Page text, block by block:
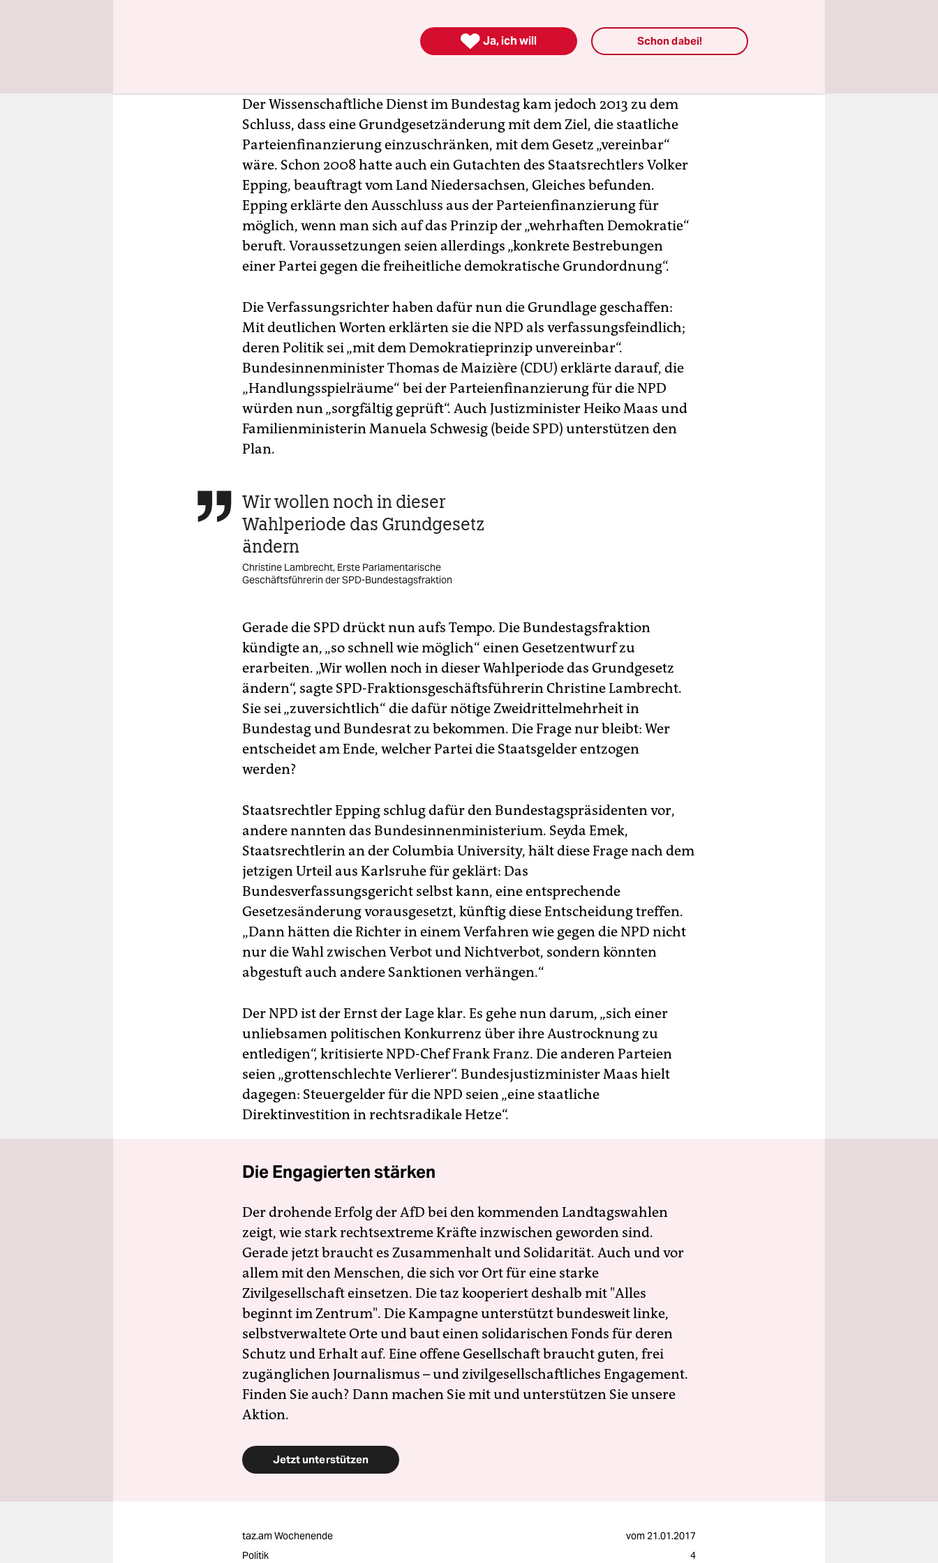
Problem: Das Grundgesetz spricht den Parteien nach Artikel 21 einen
Der Wissenschaftliche Dienst im Bundestag kam jedoch 2013 zu dem
Schluss, dass eine Grundgesetzänderung mit dem Ziel, die staatliche
Parteienfinanzierung einzuschränken, mit dem Gesetz „vereinbar“
wäre. Schon 2008 hatte auch ein Gutachten des Staatsrechtlers Volker
Epping, beauftragt vom Land Niedersachsen, Gleiches befunden.
Epping erklärte den Ausschluss aus der Parteienfinanzierung für
möglich, wenn man sich auf das Prinzip der „wehrhaften Demokratie“
beruft. Voraussetzungen seien allerdings „konkrete Bestrebungen
einer Partei gegen die freiheitliche demokratische Grundordnung“.
Die Verfassungsrichter haben dafür nun die Grundlage geschaffen:
Mit deutlichen Worten erklärten sie die NPD als verfassungsfeindlich;
deren Politik sei „mit dem Demokratieprinzip unvereinbar“.
Bundesinnenminister Thomas de Maizière (CDU) erklärte darauf, die
„Handlungsspielräume“ bei der Parteienfinanzierung für die NPD
würden nun „sorgfältig geprüft“. Auch Justizminister Heiko Maas und
Familienministerin Manuela Schwesig (beide SPD) unterstützen den
Plan.
 Wir wollen noch in dieser
Wahlperiode das Grundgesetz
ändern
Christine Lambrecht, Erste Parlamentarische
Geschäftsführerin der SPD-Bundestagsfraktion
Gerade die SPD drückt nun aufs Tempo. Die Bundestagsfraktion
kündigte an, „so schnell wie möglich“ einen Gesetzentwurf zu
erarbeiten. „Wir wollen noch in dieser Wahlperiode das Grundgesetz
ändern“, sagte SPD-Fraktionsgeschäftsführerin Christine Lambrecht.
Sie sei „zuversichtlich“ die dafür nötige Zweidrittelmehrheit in
Bundestag und Bundesrat zu bekommen. Die Frage nur bleibt: Wer
entscheidet am Ende, welcher Partei die Staatsgelder entzogen
werden?
Staatsrechtler Epping schlug dafür den Bundestagspräsidenten vor,
andere nannten das Bundesinnenministerium. Seyda Emek,
Staatsrechtlerin an der Columbia University, hält diese Frage nach dem
jetzigen Urteil aus Karlsruhe für geklärt: Das
Bundesverfassungsgericht selbst kann, eine entsprechende
Gesetzesänderung vorausgesetzt, künftig diese Entscheidung treffen.
„Dann hätten die Richter in einem Verfahren wie gegen die NPD nicht
nur die Wahl zwischen Verbot und Nichtverbot, sondern könnten
abgestuft auch andere Sanktionen verhängen.“
Der NPD ist der Ernst der Lage klar. Es gehe nun darum, „sich einer
unliebsamen politischen Konkurrenz über ihre Austrocknung zu
entledigen“, kritisierte NPD-Chef Frank Franz. Die anderen Parteien
seien „grottenschlechte Verlierer“. Bundesjustizminister Maas hielt
dagegen: Steuergelder für die NPD seien „eine staatliche
Direktinvestition in rechtsradikale Hetze“.
Die Engagierten stärken
Der drohende Erfolg der AfD bei den kommenden Landtagswahlen
zeigt, wie stark rechtsextreme Kräfte inzwischen geworden sind.
Gerade jetzt braucht es Zusammenhalt und Solidarität. Auch und vor
allem mit den Menschen, die sich vor Ort für eine starke
Zivilgesellschaft einsetzen. Die taz kooperiert deshalb mit "Alles
beginnt im Zentrum". Die Kampagne unterstützt bundesweit linke,
selbstverwaltete Orte und baut einen solidarischen Fonds für deren
Schutz und Erhalt auf. Eine offene Gesellschaft braucht guten, frei
zugänglichen Journalismus – und zivilgesellschaftliches Engagement.
Finden Sie auch? Dann machen Sie mit und unterstützen Sie unsere
Aktion.
Jetzt unterstützen
taz.am Wochenende vom21.01.2017
Politik
4
 Ja, ich will Schon dabei!